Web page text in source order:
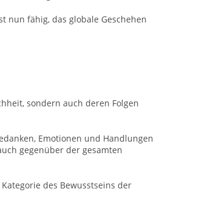
nun fähig, das globale Geschehen
sondern auch deren Folgen
Emotionen und Handlungen
gegenüber der gesamten
des Bewusstseins der